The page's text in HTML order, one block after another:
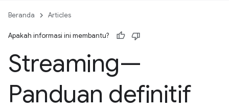
Beranda Articles
Apakah informasi ini membantu?
Streaming—
Panduan definitif